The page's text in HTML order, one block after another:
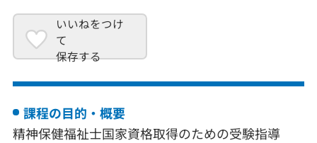
いいねをつけ
て
保存する
課程の目的・概要
精神保健福祉士国家資格取得のための受験指導